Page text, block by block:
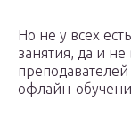
Но не у всех
занятия, да и не
офлайн-